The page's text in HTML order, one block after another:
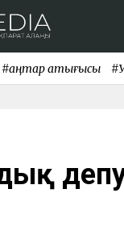
#қаңтар қақтығысы